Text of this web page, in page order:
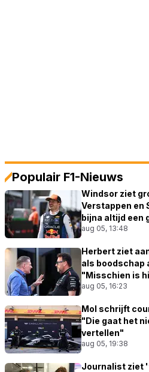
Populair F1-Nieuws
Windsor ziet
Verstappen en
bijna altijd een
aug 05, 13:48
Herbert ziet
als boodschap
"Misschien is
aug 05, 16:23
Mol schrijft
"Die gaat het
vertellen"
aug 05, 19:38
Journalist ziet